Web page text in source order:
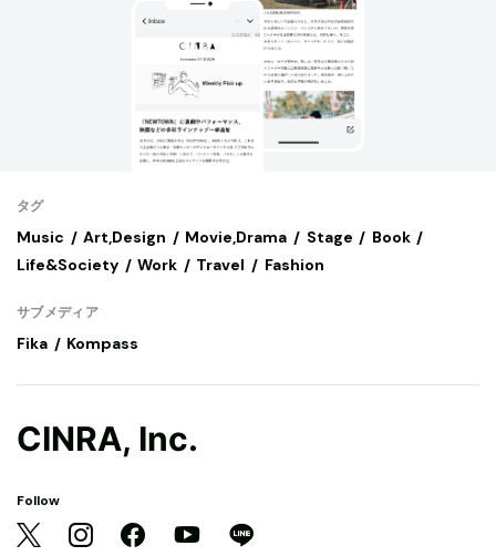
タグ
Music Art,Design Movie,Drama Stage
Book
Life&Society
Work Travel Fashion
サブメディア
Fika Kompass
CINRA, Inc.
Follow